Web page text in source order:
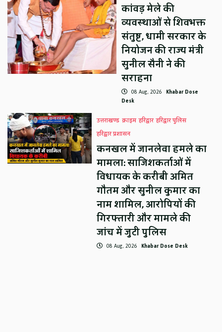
कांवड़ मेले की
व्यवस्थाओं से शिवभक्त
संतुष्ट, धामी सरकार के
नियोजन की राज्य मंत्री
सुनील सैनी ने की
सराहना
08 Aug, 2026 Khabar Dose
Desk
उत्तराखण्ड क्राइम हरिद्वार हरिद्वार पुलिस
हरिद्वार प्रशासन
कनखल में जानलेवा हमले का
मामला: साजिशकर्ताओं में
विधायक के करीबी अमित
गौतम और सुनील कुमार का
नाम शामिल, आरोपियों की
गिरफ्तारी और मामले की
जांच में जुटी पुलिस
08 Aug, 2026 Khabar Dose Desk